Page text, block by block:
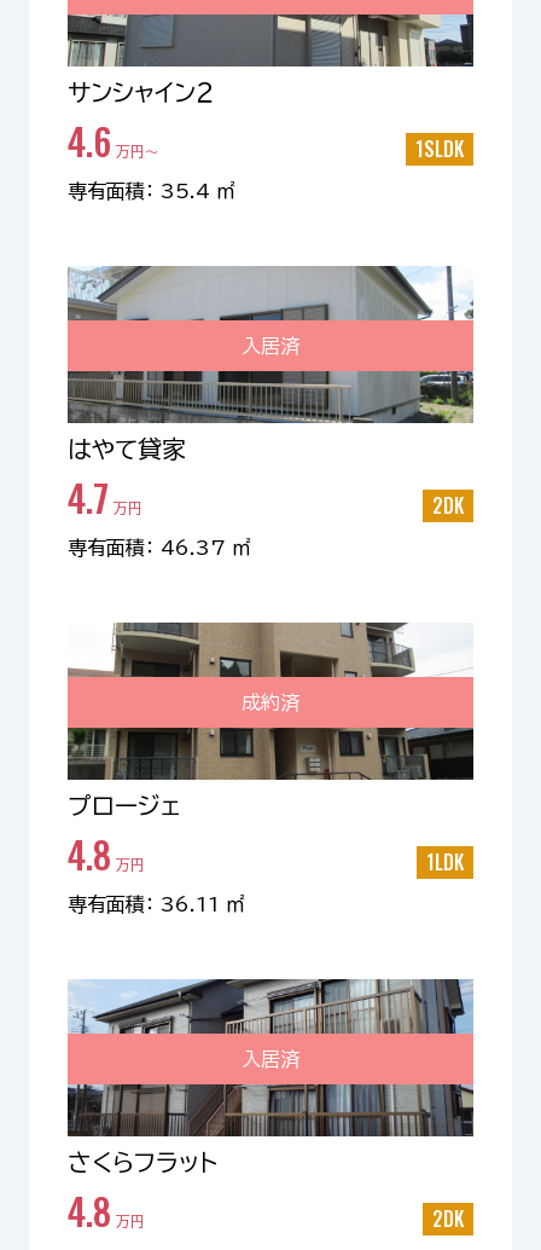
サンシャイン２
4.6 万円〜 1SLDK
専有面積： 35.4 ㎡
入居済
はやて貸家
4.7 万円 2DK
専有面積： 46.37 ㎡
成約済
プロージェ
4.8 万円 1LDK
専有面積： 36.11 ㎡
入居済
さくらフラット
4.8 万円 2DK